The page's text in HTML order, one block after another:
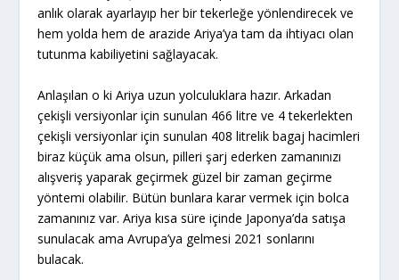
anlık olarak ayarlayıp her bir tekerleğe yönlendirecek ve
hem yolda hem de arazide Ariya’ya tam da ihtiyacı olan
tutunma kabiliyetini sağlayacak.
Anlaşılan o ki Ariya uzun yolculuklara hazır. Arkadan
çekişli versiyonlar için sunulan 466 litre ve 4 tekerlekten
çekişli versiyonlar için sunulan 408 litrelik bagaj hacimleri
biraz küçük ama olsun, pilleri şarj ederken zamanınızı
alışveriş yaparak geçirmek güzel bir zaman geçirme
yöntemi olabilir. Bütün bunlara karar vermek için bolca
zamanınız var. Ariya kısa süre içinde Japonya’da satışa
sunulacak ama Avrupa’ya gelmesi 2021 sonlarını
bulacak.